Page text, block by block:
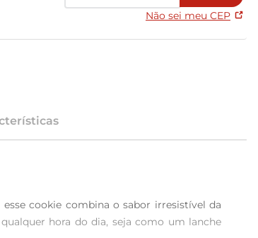
Não sei meu CEP
cookie combina o sabor irresistível da
hora do dia, seja como um lanche